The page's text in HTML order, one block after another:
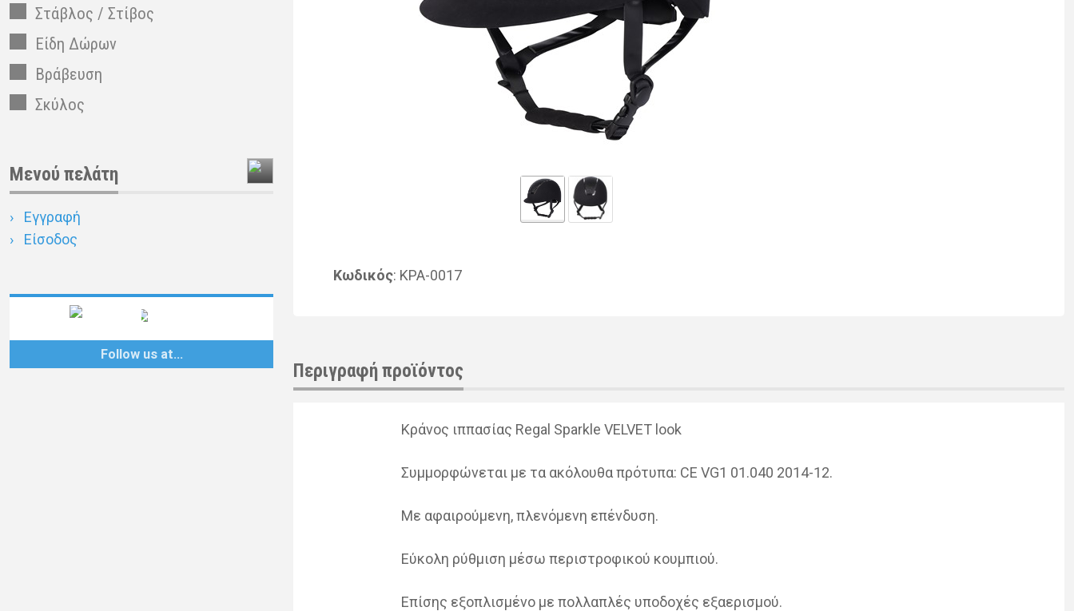
Κωδικός: ΚΡΑ-0017
Περιγραφή προϊόντος
Κρά­νος ιπ­πα­σί­ας Regal Sparkle VELVET look
Συμ­μορ­φώ­νε­ται με τα ακό­λου­θα πρό­τυ­πα: CE VG1 01.040 2014-12.
Με αφαι­ρού­με­νη, πλε­νό­με­νη επέν­δυ­ση.
Εύκο­λη ρύθ­μι­ση μέσω πε­ρι­στρο­φι­κού κου­μπιού.
Επί­σης εξο­πλι­σμέ­νο με πολ­λα­πλές υπο­δο­χές εξα­ε­ρι­σμού.
Στάβλος / Στίβος
Είδη Δώρων
Βράβευση
Σκύλος
Μενού πελάτη
Εγγραφή
Είσοδος
Follow us at…